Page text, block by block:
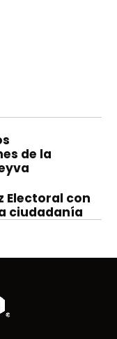
de la
Electoral con
ciudadanía